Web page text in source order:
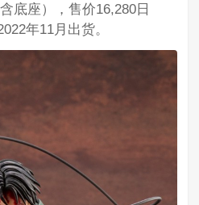
底座），售价16,280日
年11月出货。